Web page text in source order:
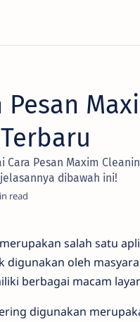
Pesan
Pesan Maxim
dibawah ini!
salah satu
digunakan oleh
berbagai macam
digunakan